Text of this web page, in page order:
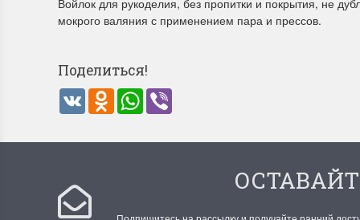
Войлок для рукоделия, без пропитки и покрытия, не
мокрого валяния с применением пара и прессов.
Поделиться!
VK Odnoklassniki
WhatsApp